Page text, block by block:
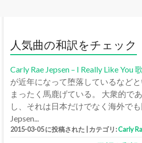
人気曲の和訳をチェック
Carly Rae Jepsen – I Really Like You
が近年になって堕落しているなどと
まったく馬鹿げている。 大衆的で
し、それは日本だけでなく海外で
Jepsen...
2015-03-05 に投稿された カテゴリ:Carly